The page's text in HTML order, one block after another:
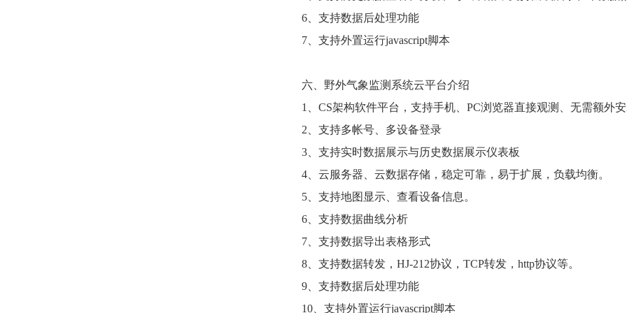
6、支持数据后处理功能
7、支持外置运行javascript脚本
六、野外气象监测系统云平台介绍
1、CS架构软件平台，支持手机、PC浏览器直接观测、无需额外
2、支持多帐号、多设备登录
3、支持实时数据展示与历史数据展示仪表板
4、云服务器、云数据存储，稳定可靠，易于扩展，负载均衡。
5、支持地图显示、查看设备信息。
6、支持数据曲线分析
7、支持数据导出表格形式
8、支持数据转发，HJ-212协议，TCP转发，http协议等。
9、支持数据后处理功能
10、支持外置运行javascript脚本